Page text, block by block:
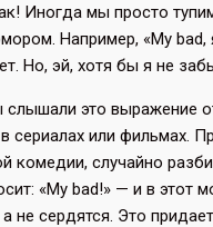
Иногда мы просто
Например, «My bad,
Но, эй, хотя бы я не
слышали это выражение
сериалах или фильмах.
комедии, случайно
«My bad!» — и в этот
не сердятся. Это